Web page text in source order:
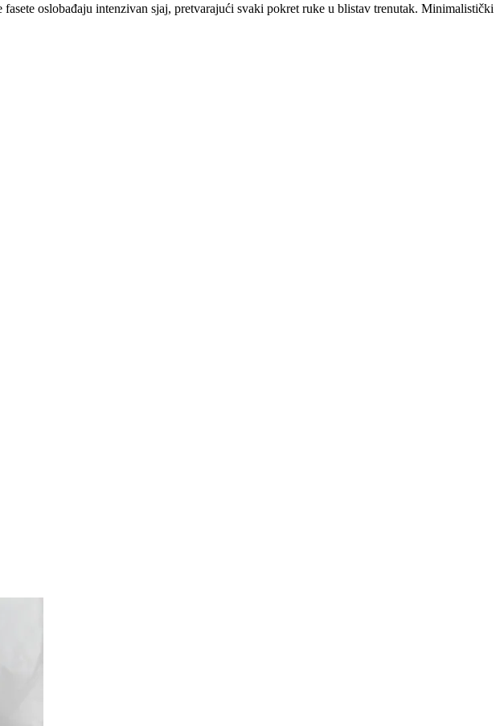
oslobađaju intenzivan sjaj, pretvarajući svaki pokret ruke u blistav trenutak. Minimalistički